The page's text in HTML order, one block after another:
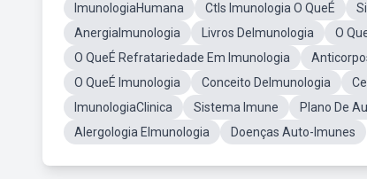
ImunologiaHumana
Ctls Imunologia O QueÉ
AnergiaImunologia
Livros DeImunologia O
O QueÉ Refratariedade Em Imunologia
O QueÉ Imunologia
Conceito DeImunologia
ImunologiaClinica
Sistema Imune Plano De
Alergologia EImunologia
Doenças Auto-Imunes